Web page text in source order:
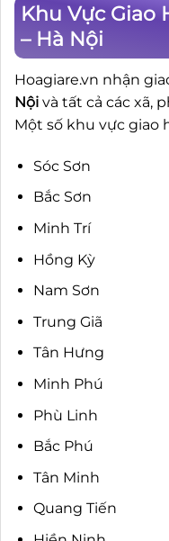
Khu Vực Giao
– Hà Nội
Hoagiare.vn nhận
Nội và tất cả các xã,
Một số khu vực giao
Sóc Sơn
Bắc Sơn
Minh Trí
Hồng Kỳ
Nam Sơn
Trung Giã
Tân Hưng
Minh Phú
Phù Linh
Bắc Phú
Tân Minh
Quang Tiến